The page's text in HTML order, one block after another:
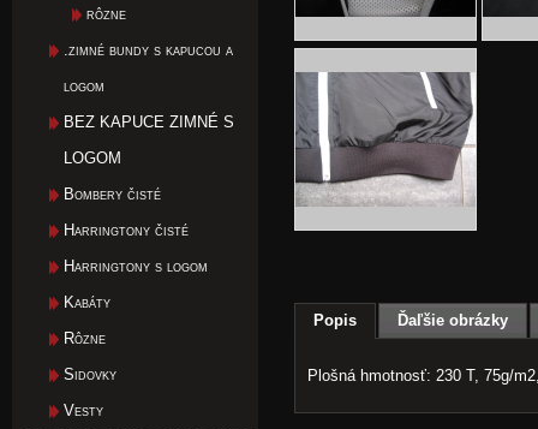
rôzne
.zimné bundy s kapucou a
logom
BEZ KAPUCE ZIMNÉ S
LOGOM
Bombery čisté
Harringtony čisté
Harringtony s logom
Kabáty
Rôzne
Sidovky
Vesty
Popis Ďaľšie obrázky
Plošná hmotnosť: 230 T, 75g/